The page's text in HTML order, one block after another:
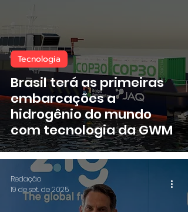
Brasil terá as primeiras
embarcações a
hidrogênio do mundo
com tecnologia da GWM
Tecnologia
Redação
19 de set. de 2025